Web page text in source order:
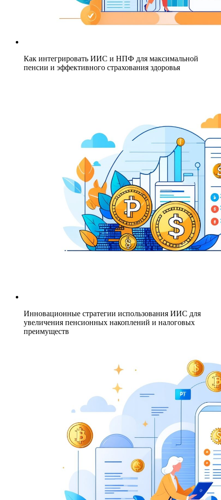
Как интегрировать ИИС и НПФ для максимальной
пенсии и эффективного страхования здоровья
Инновационные стратегии использования ИИС для
увеличения пенсионных накоплений и налоговых
преимуществ